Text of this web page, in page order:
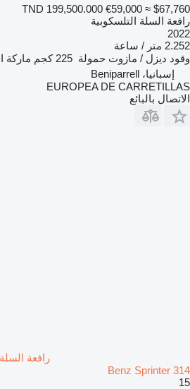
TND 199,500.000 €59,000 ≈ $67,760
رافعة السلة التلسكوبية
2022
2.252 متر / ساعة
وقود ديزل / مازوت حمولة 225 كجم ماركة
إسبانيا، Beniparrell
EUROPEA DE CARRETILLAS
الاتصال بالبائع
Benz Sprinter 314
15